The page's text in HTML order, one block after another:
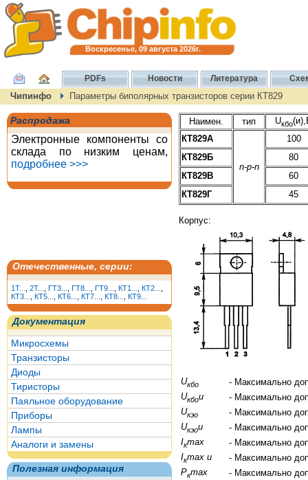
Воскресенье, 09 августа 2026г.
PDFs Новости Литература
Чипинфо Параметры биполярных транзисторов серии КТ829
Распродажа
Электронные компоненты со
склада по низким ценам,
подробнее >>>
Отечественные, серии:
1T... 2T... ГТ3... ГТ8... ГТ9... КТ1... КТ2...
КТ3...
КТ5... КТ6... КТ7... КТ8... КТ9...
Документация
Микросхемы
Транзисторы
Диоды
Тиристоры
Паяльное оборудование
Приборы
Лампы
Аналоги и замены
Полезная информация
Наимен. тип Uкбо
КТ829А
n-p-n
100
КТ829Б
80
КТ829В
60
КТ829Г
45
Корпус:
Uкбо
- Максимально
Uкбои
- Максимально
Uкэо
- Максимально
Uкэои
- Максимально
Iкmax
- Максимально
Iкmax и
- Максимально
Pкmax
- Максимально